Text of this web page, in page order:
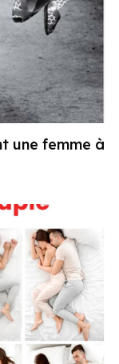
une femme à